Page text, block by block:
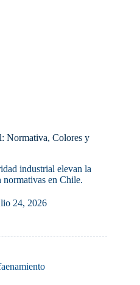
Normativa, Colores y
industrial elevan la
normativas en Chile.
24, 2026